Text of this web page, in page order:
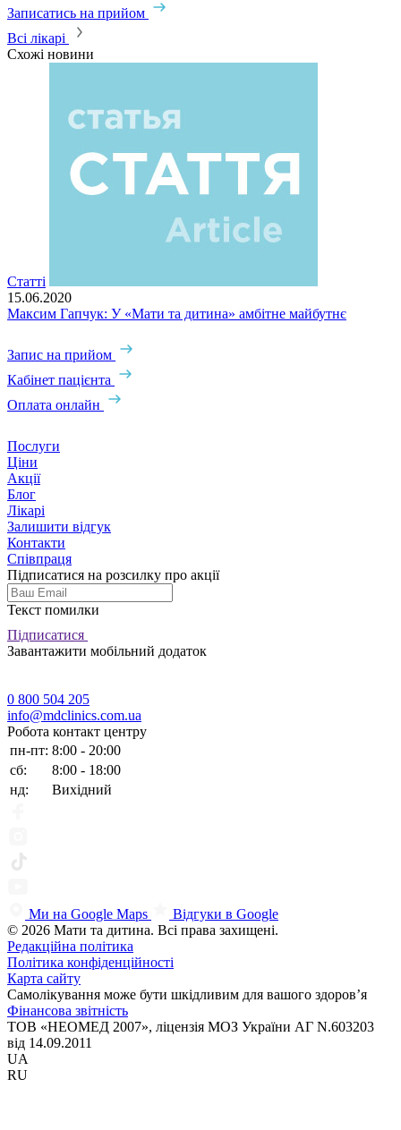
Записатись на прийом
Всі лікарі
Схожі новини
Статті
15.06.2020
Максим Гапчук: У «Мати та дитина» амбітне майбутнє
Запис на прийом
Кабінет пацієнта
Оплата онлайн
Послуги
Ціни
Акції
Блог
Лікарі
Залишити відгук
Контакти
Співпраця
Підписатися на розсилку про акції
Текст помилки
Підписатися
Завантажити мобільний додаток
0 800 504 205
info@mdclinics.com.ua
Робота контакт центру
пн-пт: 8:00 - 20:00
сб:
8:00 - 18:00
нд:
Вихідний
Ми на Google Maps
Відгуки в Google
© 2026 Мати та дитина. Всі права захищені.
Редакційна політика
Політика конфіденційності
Карта сайту
Самолікування може бути шкідливим для вашого здоров’я
Фінансова звітність
ТОВ «НЕОМЕД 2007», ліцензія МОЗ України АГ N.603203
від 14.09.2011
UA
RU